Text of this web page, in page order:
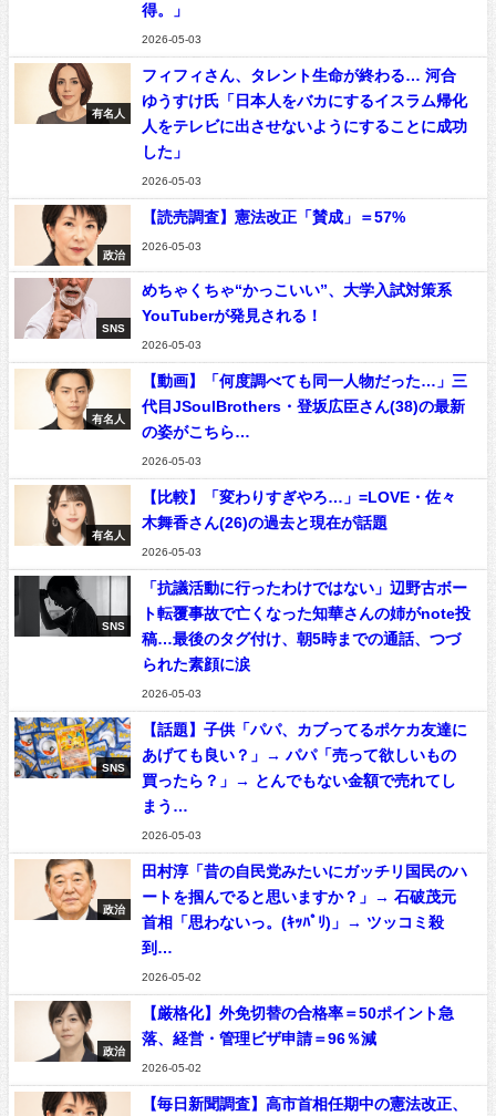
得。」
2026-05-03
有名人
フィフィさん、タレント生命が終わる… 河合
ゆうすけ氏「日本人をバカにするイスラム帰化
人をテレビに出させないようにすることに成功
した」
2026-05-03
政治
【読売調査】憲法改正「賛成」＝57%
2026-05-03
SNS
めちゃくちゃ“かっこいい”、大学入試対策系
YouTuberが発見される！
2026-05-03
有名人
【動画】「何度調べても同一人物だった…」三
代目JSoulBrothers・登坂広臣さん(38)の最新
の姿がこちら…
2026-05-03
有名人
【比較】「変わりすぎやろ…」=LOVE・佐々
木舞香さん(26)の過去と現在が話題
2026-05-03
SNS
「抗議活動に行ったわけではない」辺野古ボー
ト転覆事故で亡くなった知華さんの姉がnote投
稿…最後のタグ付け、朝5時までの通話、つづ
られた素顔に涙
2026-05-03
SNS
【話題】子供「パパ、カブってるポケカ友達に
あげても良い？」→ パパ「売って欲しいもの
買ったら？」→ とんでもない金額で売れてし
まう…
2026-05-03
政治
田村淳「昔の自民党みたいにガッチリ国民のハ
ートを掴んでると思いますか？」→ 石破茂元
首相「思わないっ。(ｷｯﾊﾟﾘ)」→ ツッコミ殺
到…
2026-05-02
政治
【厳格化】外免切替の合格率＝50ポイント急
落、経営・管理ビザ申請＝96％減
2026-05-02
【毎日新聞調査】高市首相任期中の憲法改正、